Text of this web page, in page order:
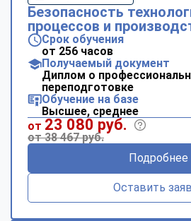
Безопасность
процессов и
Срок обучения
от 256 часов
Получаемый документ
Диплом о
переподготовке
Обучение на базе
Высшее, среднее
от 23 080 руб.
от 38 467 руб.
Подробнее
Оставить